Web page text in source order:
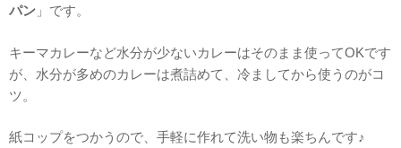
パン 」です。
キーマカレーなど水分が少ないカレーはそのまま使ってOKです
が、水分が多めのカレーは煮詰めて、冷ましてから使うのがコ
ツ。
紙コップをつかうので、手軽に作れて洗い物も楽ちんです♪